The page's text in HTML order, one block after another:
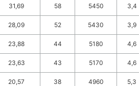
31,69 58 5450 3,4
28,09 52 5430 3,9
23,88 44 5180 4,6
23,63 43 5170 4,6
20,57 38 4960 5,3